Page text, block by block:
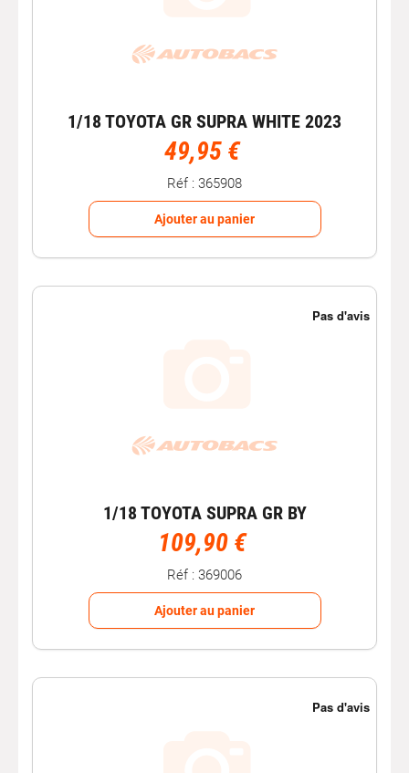
1/18 TOYOTA GR SUPRA WHITE 2023
49,95 €
Réf : 365908
Ajouter au panier
1/18 TOYOTA SUPRA GR BY
109,90 €
Réf : 369006
Ajouter au panier